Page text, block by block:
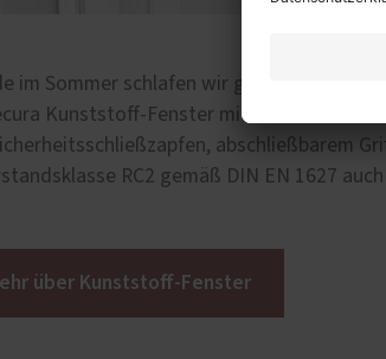
im Sommer schlafen wir gerne bei
Kunststoff-Fenster mit TiltSafe. Ihr
abschließbarem
RC2 gemäß DIN EN 1627
über Kunststoff-Fenster